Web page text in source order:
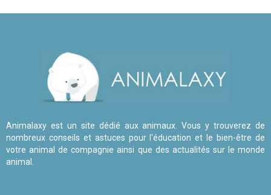
Animalaxy est un site dédié aux animaux. Vous y trouverez de
nombreux conseils et astuces pour l'éducation et le bien-être de
votre animal de compagnie ainsi que des actualités sur le monde
animal.